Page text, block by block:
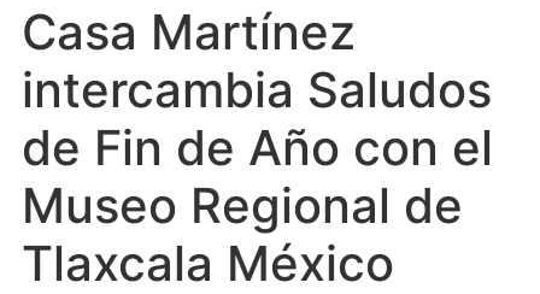
Casa Martínez
intercambia Saludos
de Fin de Año con el
Museo Regional de
Tlaxcala México